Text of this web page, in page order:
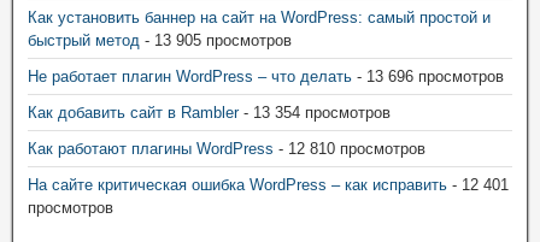
Как установить баннер на сайт на WordPress: самый простой и
быстрый метод - 13 905 просмотров
Не работает плагин WordPress – что делать - 13 696 просмотров
Как добавить сайт в Rambler- 13 354 просмотров
Как работают плагины WordPress - 12 810 просмотров
На сайте критическая ошибка WordPress – как исправить - 12 401
просмотров